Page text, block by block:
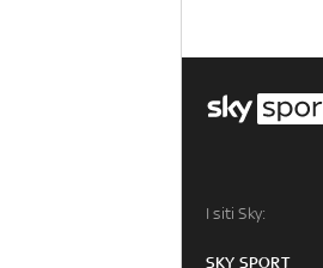
I siti Sky:
SKY SPORT